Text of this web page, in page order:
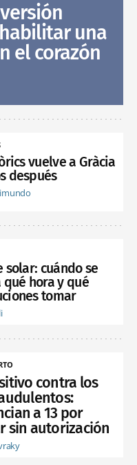
una
el corazón
vuelve a Gràcia
después
solar: cuándo se
qué hora y qué
tomar
contra los
a 13 por
sin autorización